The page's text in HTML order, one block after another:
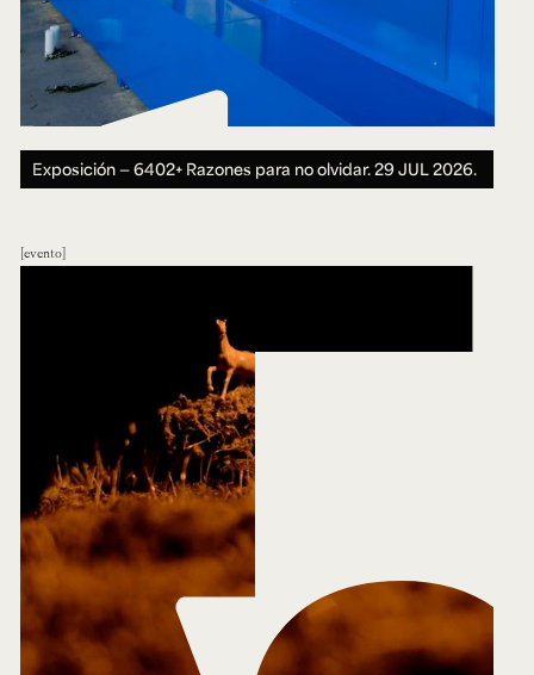
Exposición — 6402+ Razones para no olvidar.29 JUL 2026.
evento